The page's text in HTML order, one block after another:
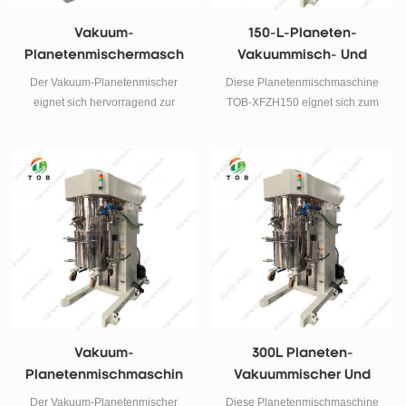
Vakuum-
Planetenmischermasch
Ine Mit 100 L
Fassungsvermögen
Der Vakuum-Planetenmischer
eignet sich hervorragend zur
Keramikschlämmen ohne
Gasblasenbildung. und das
verarbeitete Material führt zu
einer besseren Dispersion und
Gleichförmigkeit.
150-L-Planeten-
Vakuummisch- Und
Dispergiermaschinen
Diese Planetenmischmaschine
TOB-XFZH150 eignet sich zum
verschiedener gängiger
Batterien und erhält schließlich
eine gleichmäßig gemischte
Batterieaufschlämmung.
Besonders geeignet für
hochviskose Prozesse.
Vakuum-
Planetenmischmaschin
E Mit 200 L
Der Vakuum-Planetenmischer
300L Planeten-
Vakuummischer Und
Dispergiermaschine
Diese Planetenmischmaschine